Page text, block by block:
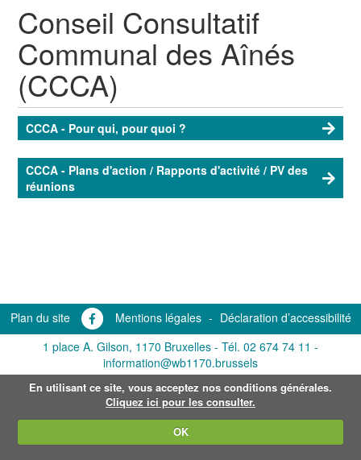
Conseil Consultatif
Communal des Aînés
(CCCA)
CCCA - Pour qui, pour quoi ?
CCCA - Plans d'action / Rapports d'activité / PV des
réunions
Plan du site Mentions légales - Déclaration d’accessibilité
1 place A. Gilson, 1170 Bruxelles - Tél. 02 674 74 11 -
information@wb1170.brussels
En utilisant ce site, vous acceptez nos conditions générales.
Cliquez ici pour les consulter.
OK